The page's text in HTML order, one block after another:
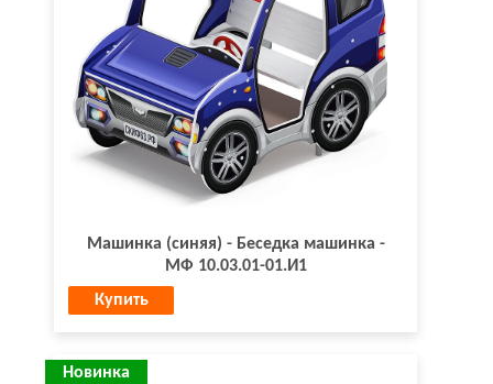
Машинка (синяя) - Беседка машинка -
МФ 10.03.01-01.И1
Купить
Новинка